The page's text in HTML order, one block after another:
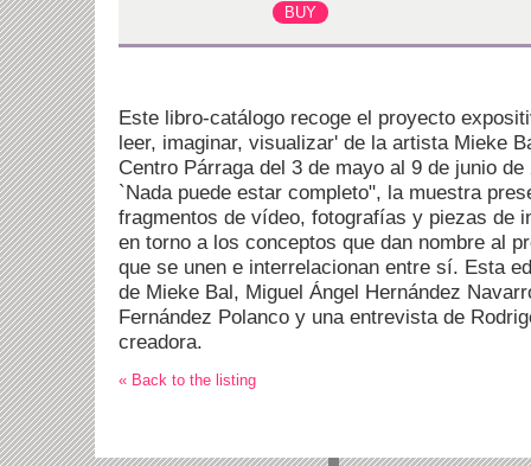
Este libro-catálogo recoge el proyecto
leer, imaginar, visualizar' de la artista Mieke
Centro Párraga del 3 de mayo al 9 de junio
`Nada puede estar completo", la muestra
fragmentos de vídeo, fotografías y piezas de
en torno a los conceptos que dan nombre al
que se unen e interrelacionan entre sí. Esta
de Mieke Bal, Miguel Ángel Hernández
Fernández Polanco y una entrevista de
creadora.
« Back to the listing